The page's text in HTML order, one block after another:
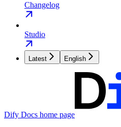
Changelog
Studio
Latest English
Dify Docs home page